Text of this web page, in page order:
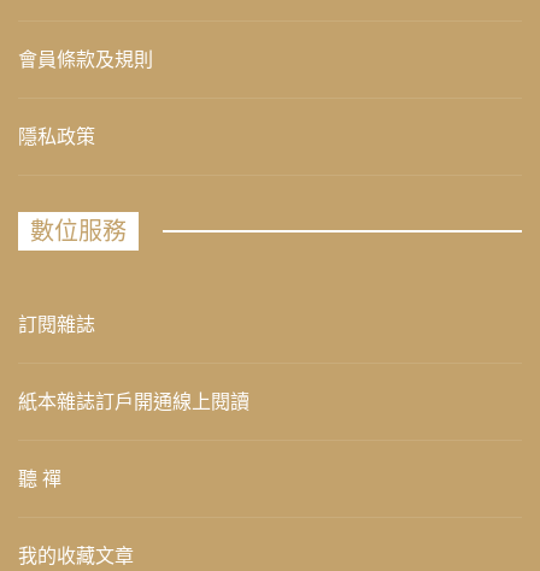
會員條款及規則
隱私政策
數位服務
訂閱雜誌
紙本雜誌訂戶開通線上閱讀
聽 禪
我的收藏文章